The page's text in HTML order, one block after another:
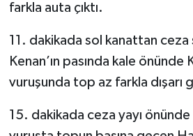
farkla auta çıktı.
11. dakikada sol kanattan ceza
Kenan’ın pasında kale önünde
vuruşunda top az farkla dışarı
15. dakikada ceza yayı